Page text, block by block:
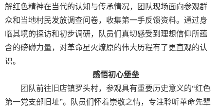
解红色精神在当代的认知与传承情况，团队现场面向参观群
众和当地村民发放调查问卷，收集第一手反馈资料。通过身
临其境的探访和初步调研，队员们真切感受到理想信仰所蕴
含的磅礴力量，对革命星火燎原的伟大历程有了更直观的认
识。
感悟初心堡垒
团队前往旧店镇罗头村，参观具有重要历史意义的“红色
第一党支部旧址”。队员们 怀着崇敬之情，专注聆听革命先辈